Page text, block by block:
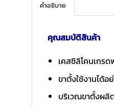
คำอธิบาย
คุณสมบัติสินค้า
เคสซิลิโคนเกร
ขาตั้งใช้งานได้
บริเวณขาตั้งผลิ